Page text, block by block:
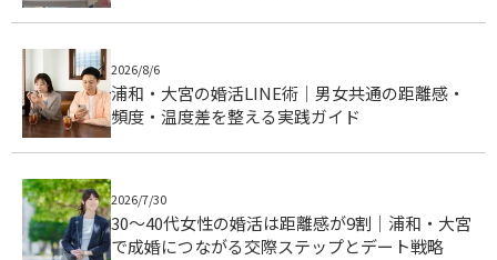
2026/8/6
浦和・大宮の婚活LINE術｜男女共通の距離感・
頻度・温度差を整える実践ガイド
2026/7/30
30〜40代女性の婚活は距離感が9割｜浦和・大宮
で成婚につながる交際ステップとデート戦略